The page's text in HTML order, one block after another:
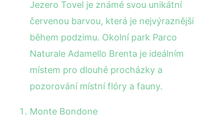
Jezero Tovel je známé svou unikátní
červenou barvou, která je nejvýraznější
během podzimu. Okolní park Parco
Naturale Adamello Brenta je ideálním
místem pro dlouhé procházky a
pozorování místní flóry a fauny.
Monte Bondone